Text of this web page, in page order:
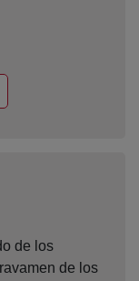
de los
de los